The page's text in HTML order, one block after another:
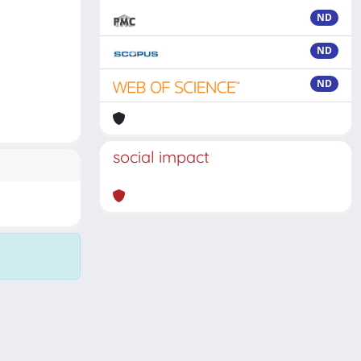
ND
ND
ND
social impact